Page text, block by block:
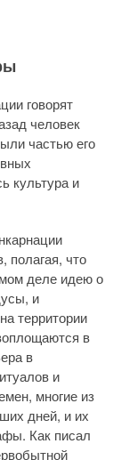
говорят
человек
частью его
культура и
полагая, что
деле идею о
и
территории
в
в
и
многие из
дней, и их
Как писал